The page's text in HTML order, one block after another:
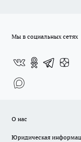
Мы в социальных сетях
О нас
Юридическая